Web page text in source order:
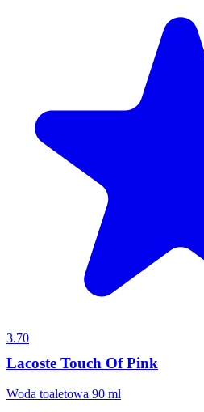
3.70
Lacoste Touch Of Pink
Woda toaletowa 90 ml